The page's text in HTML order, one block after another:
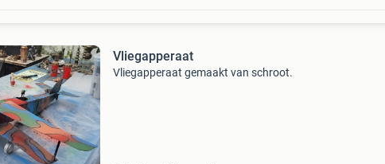
Vliegapperaat
Vliegapperaat gemaakt van schroot.